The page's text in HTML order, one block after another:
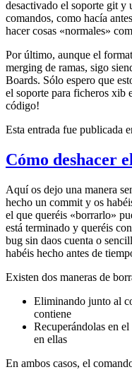
desactivado el soporte git y
comandos, como hacía
hacer cosas «normales»
Por último, aunque el
merging de ramas, sigo
Boards. Sólo espero que
el soporte para ficheros xib
código!
Esta entrada fue publicada
Cómo deshacer
Aquí os dejo una manera
hecho un commit y os
el que queréis «borrarlo»
está terminado y queréis
bug sin daos cuenta o
habéis hecho antes de
Existen dos maneras de
Eliminando junto al
contiene
Recuperándolas en
en ellas
En ambos casos, el